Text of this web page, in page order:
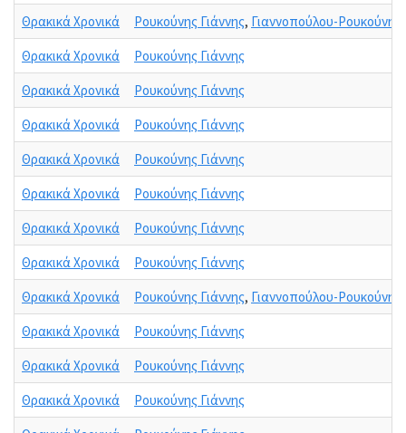
Θρακικά Χρονικά
Ρουκούνης Γιάννης, Γιαννοπούλου-Ρουκούνη
Θρακικά Χρονικά
Ρουκούνης Γιάννης
Θρακικά Χρονικά
Ρουκούνης Γιάννης
Θρακικά Χρονικά
Ρουκούνης Γιάννης
Θρακικά Χρονικά
Ρουκούνης Γιάννης
Θρακικά Χρονικά
Ρουκούνης Γιάννης
Θρακικά Χρονικά
Ρουκούνης Γιάννης
Θρακικά Χρονικά
Ρουκούνης Γιάννης
Θρακικά Χρονικά
Ρουκούνης Γιάννης, Γιαννοπούλου-Ρουκούνη
Θρακικά Χρονικά
Ρουκούνης Γιάννης
Θρακικά Χρονικά
Ρουκούνης Γιάννης
Θρακικά Χρονικά
Ρουκούνης Γιάννης